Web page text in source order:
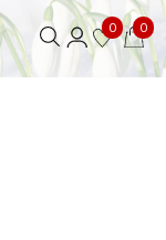
0 0